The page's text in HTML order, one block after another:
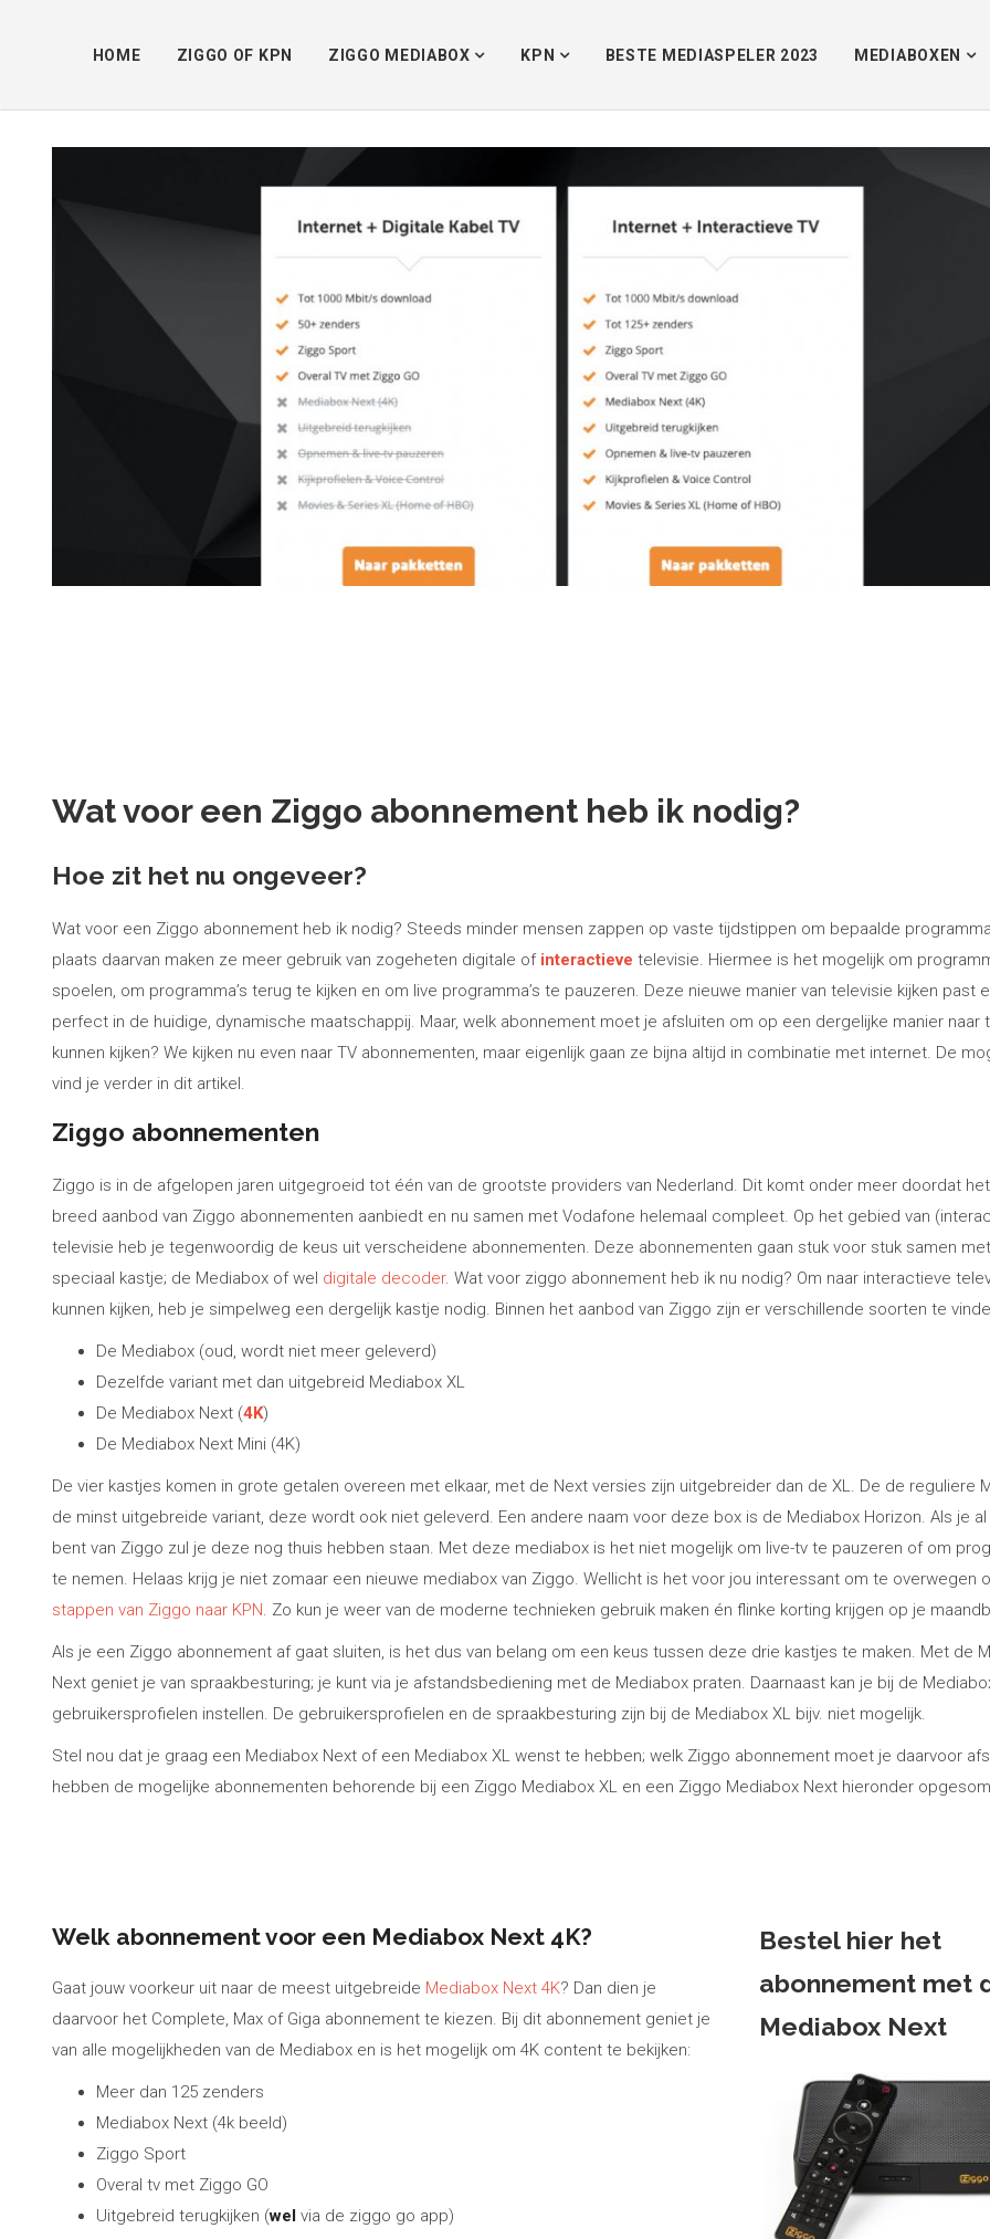
HOME ZIGGO OF KPN ZIGGO MEDIABOX KPN BESTE MEDIASPELER 2023 MEDIABOXEN
Wat voor een Ziggo abonnement heb ik nodig?
Hoe zit het nu ongeveer?
Wat voor een Ziggo abonnement heb ik nodig? Steeds minder mensen zappen op vaste tijdstippen om bepaalde
plaats daarvan maken ze meer gebruik van zogeheten digitale of interactieve televisie. Hiermee is het mogelijk om
spoelen, om programma’s terug te kijken en om live programma’s te pauzeren. Deze nieuwe manier van televisie kijken past
perfect in de huidige, dynamische maatschappij. Maar, welk abonnement moet je afsluiten om op een dergelijke manier naar
kunnen kijken? We kijken nu even naar TV abonnementen, maar eigenlijk gaan ze bijna altijd in combinatie met internet. De
vind je verder in dit artikel.
Ziggo abonnementen
Ziggo is in de afgelopen jaren uitgegroeid tot één van de grootste providers van Nederland. Dit komt onder meer doordat
breed aanbod van Ziggo abonnementen aanbiedt en nu samen met Vodafone helemaal compleet. Op het gebied van
televisie heb je tegenwoordig de keus uit verscheidene abonnementen. Deze abonnementen gaan stuk voor stuk samen
speciaal kastje; de Mediabox of wel digitale decoder. Wat voor ziggo abonnement heb ik nu nodig? Om naar interactieve
kunnen kijken, heb je simpelweg een dergelijk kastje nodig. Binnen het aanbod van Ziggo zijn er verschillende soorten te
De Mediabox (oud, wordt niet meer geleverd)
Dezelfde variant met dan uitgebreid Mediabox XL
De Mediabox Next (4K)
De Mediabox Next Mini (4K)
De vier kastjes komen in grote getalen overeen met elkaar, met de Next versies zijn uitgebreider dan de XL. De de reguliere
de minst uitgebreide variant, deze wordt ook niet geleverd. Een andere naam voor deze box is de Mediabox Horizon. Als je al
bent van Ziggo zul je deze nog thuis hebben staan. Met deze mediabox is het niet mogelijk om live-tv te pauzeren of om
te nemen. Helaas krijg je niet zomaar een nieuwe mediabox van Ziggo. Wellicht is het voor jou interessant om te overwegen
stappen van Ziggo naar KPN. Zo kun je weer van de moderne technieken gebruik maken én flinke korting krijgen op je
Als je een Ziggo abonnement af gaat sluiten, is het dus van belang om een keus tussen deze drie kastjes te maken. Met de
Next geniet je van spraakbesturing; je kunt via je afstandsbediening met de Mediabox praten. Daarnaast kan je bij de
gebruikersprofielen instellen. De gebruikersprofielen en de spraakbesturing zijn bij de Mediabox XL bijv. niet mogelijk.
Stel nou dat je graag een Mediabox Next of een Mediabox XL wenst te hebben; welk Ziggo abonnement moet je daarvoor
hebben de mogelijke abonnementen behorende bij een Ziggo Mediabox XL en een Ziggo Mediabox Next hieronder
Welk abonnement voor een Mediabox Next 4K?
Gaat jouw voorkeur uit naar de meest uitgebreide Mediabox Next 4K? Dan dien je
daarvoor het Complete, Max of Giga abonnement te kiezen. Bij dit abonnement geniet je
van alle mogelijkheden van de Mediabox en is het mogelijk om 4K content te bekijken:
Meer dan 125 zenders
Mediabox Next (4k beeld)
Ziggo Sport
Overal tv met Ziggo GO
Uitgebreid terugkijken (wel via de ziggo go app)
Bestel hier het
abonnement met
Mediabox Next